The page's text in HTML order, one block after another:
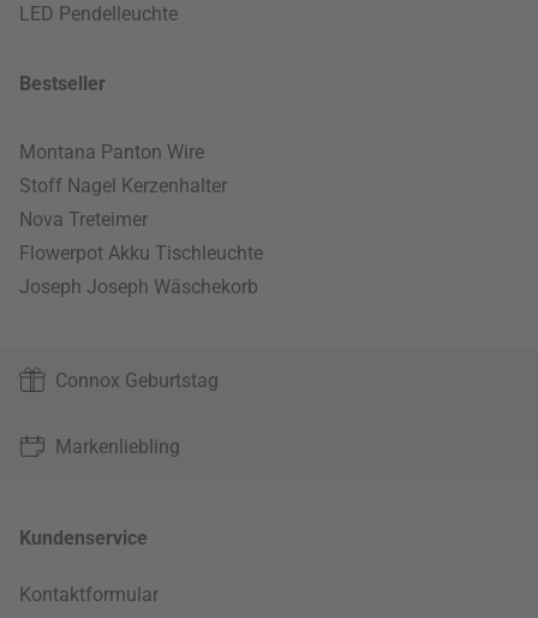
LED Pendelleuchte
Bestseller
Montana Panton Wire
Stoff Nagel Kerzenhalter
Nova Treteimer
Flowerpot Akku Tischleuchte
Joseph Joseph Wäschekorb
Connox Geburtstag
Markenliebling
Kundenservice
Kontaktformular